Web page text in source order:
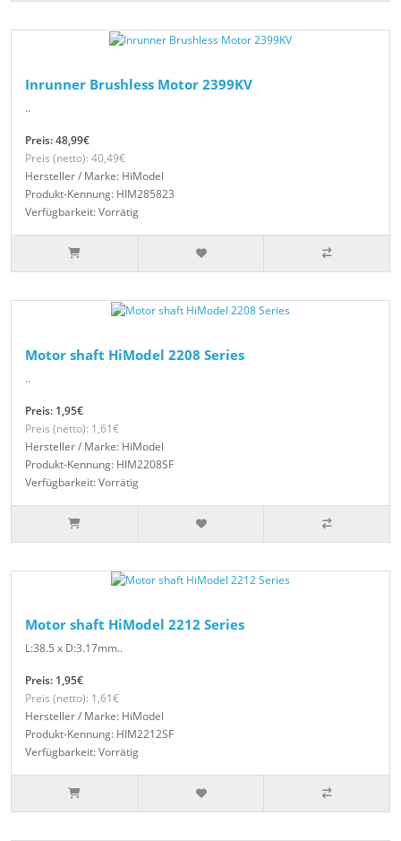
Inrunner Brushless Motor 2399KV
..
Preis: 48,99€
Preis (netto): 40,49€
Hersteller / Marke: HiModel
Produkt-Kennung: HIM285823
Verfügbarkeit: Vorrätig
Motor shaft HiModel 2208 Series
..
Preis: 1,95€
Preis (netto): 1,61€
Hersteller / Marke: HiModel
Produkt-Kennung: HIM2208SF
Verfügbarkeit: Vorrätig
Motor shaft HiModel 2212 Series
L:38.5 x D:3.17mm..
Preis: 1,95€
Preis (netto): 1,61€
Hersteller / Marke: HiModel
Produkt-Kennung: HIM2212SF
Verfügbarkeit: Vorrätig